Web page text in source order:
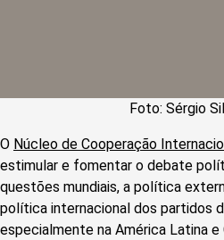
Foto: Sérgio
O Núcleo de Cooperação
estimular e fomentar o debate
questões mundiais, a política
política internacional dos partidos
especialmente na América Latina e